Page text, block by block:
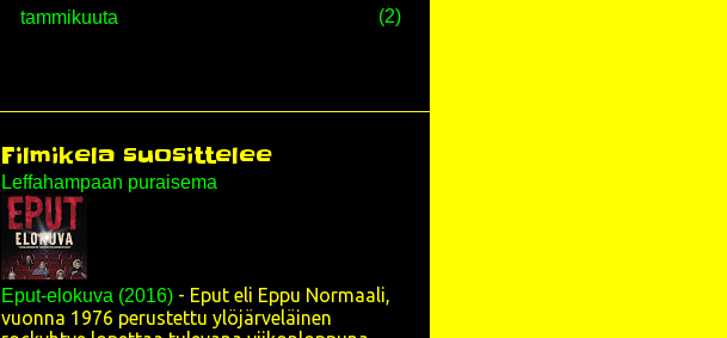
tammikuuta 2
marraskuuta
lokakuuta
syyskuuta
elokuuta
heinäkuuta 5
Filmikela suosittelee
Leffahampaan puraisema
Eput-elokuva (2016) - Eput eli Eppu Normaali,
vuonna 1976 perustettu ylöjärveläinen